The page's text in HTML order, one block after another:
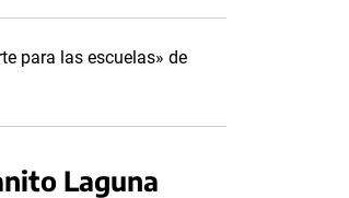
para las escuelas» de
Laguna